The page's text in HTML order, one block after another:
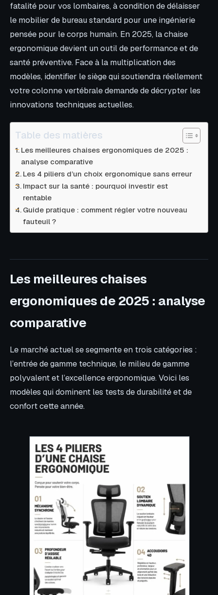
fatalité pour vos lombaires, à condition de délaisser
le mobilier de bureau standard pour une ingénierie
pensée pour le corps humain. En 2025, la chaise
ergonomique devient un outil de performance et de
santé préventive. Face à la multiplication des
modèles, identifier le siège qui soutiendra réellement
votre colonne vertébrale demande de décrypter les
innovations techniques actuelles.
Table des matières
Les meilleures chaises ergonomiques de 2025 :
analyse comparative
Les 4 piliers d’un choix ergonomique sans erreur
Impact sur la santé : pourquoi investir est
rentable
Guide pratique : comment régler votre nouveau
fauteuil ?
Les meilleures chaises
ergonomiques de 2025 : analyse
comparative
Le marché actuel se segmente en trois catégories :
l’entrée de gamme technique, le milieu de gamme
polyvalent et l’excellence ergonomique. Voici les
modèles qui dominent les tests de durabilité et de
confort cette année.